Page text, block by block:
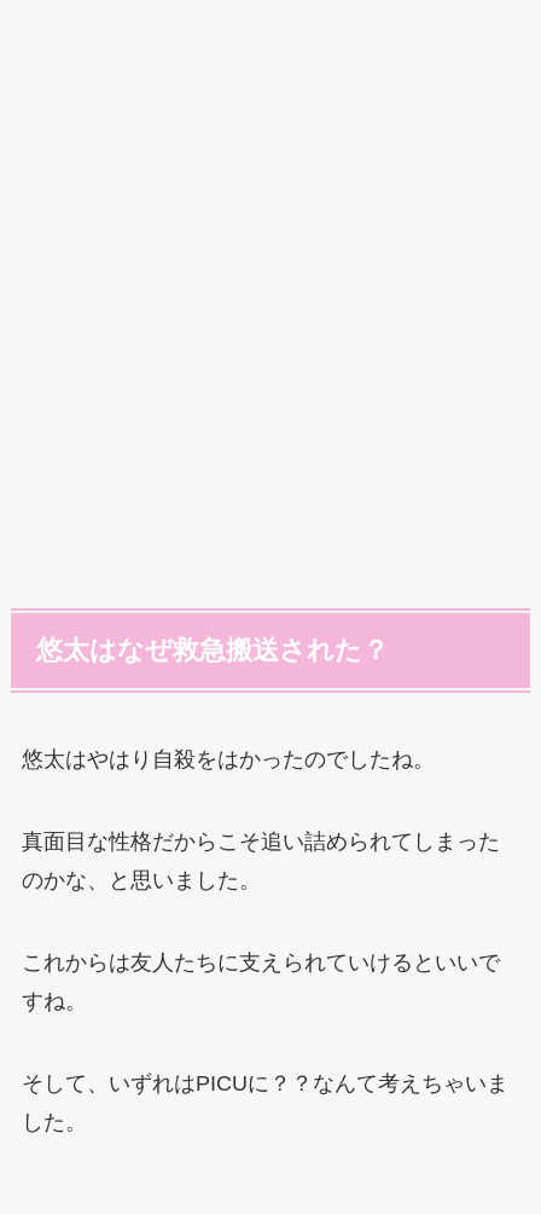
悠太はなぜ救急搬送された？
悠太はやはり自殺をはかったのでしたね。
真面目な性格だからこそ追い詰められてしまった
のかな、と思いました。
これからは友人たちに支えられていけるといいで
すね。
そして、いずれはPICUに？？なんて考えちゃいま
した。